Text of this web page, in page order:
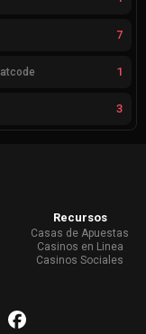
7
1
3
Recursos
Casas de Apuestas
Casinos en Linea
Casinos Sociales